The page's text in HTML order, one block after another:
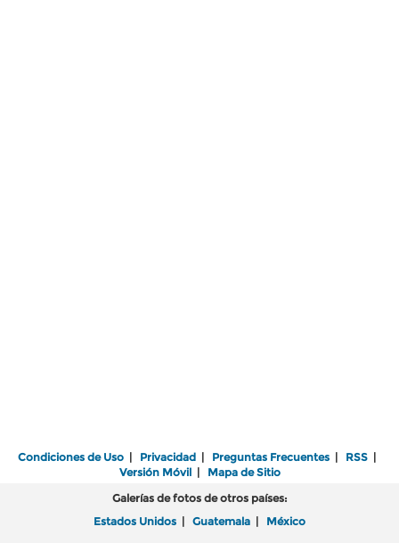
Condiciones de Uso | Privacidad | Preguntas Frecuentes | RSS |
Versión Móvil| Mapa de Sitio
Galerías de fotos de otros países:
Estados Unidos | Guatemala | México